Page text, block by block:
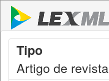
Tipo
Artigo de revista